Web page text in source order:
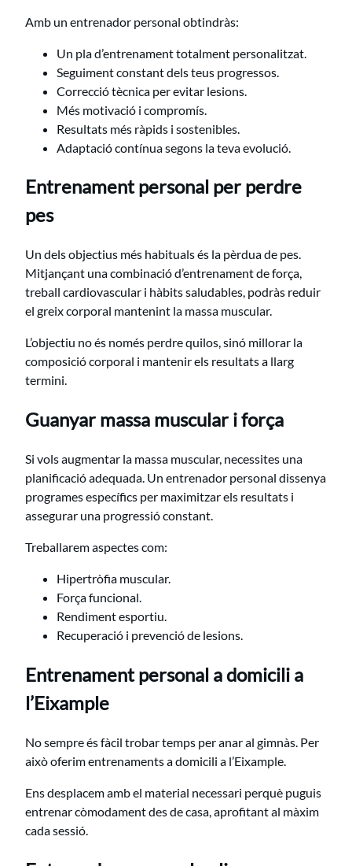
Amb un entrenador personal obtindràs:
Un pla d’entrenament totalment personalitzat.
Seguiment constant dels teus progressos.
Correcció tècnica per evitar lesions.
Més motivació i compromís.
Resultats més ràpids i sostenibles.
Adaptació contínua segons la teva evolució.
Entrenament personal per perdre
pes
Un dels objectius més habituals és la pèrdua de pes.
Mitjançant una combinació d’entrenament de força,
treball cardiovascular i hàbits saludables, podràs reduir
el greix corporal mantenint la massa muscular.
L’objectiu no és només perdre quilos, sinó millorar la
composició corporal i mantenir els resultats a llarg
termini.
Guanyar massa muscular i força
Si vols augmentar la massa muscular, necessites una
planificació adequada. Un entrenador personal dissenya
programes específics per maximitzar els resultats i
assegurar una progressió constant.
Treballarem aspectes com:
Hipertròfia muscular.
Força funcional.
Rendiment esportiu.
Recuperació i prevenció de lesions.
Entrenament personal a domicili a
l’Eixample
No sempre és fàcil trobar temps per anar al gimnàs. Per
això oferim entrenaments a domicili a l’Eixample.
Ens desplacem amb el material necessari perquè puguis
entrenar còmodament des de casa, aprofitant al màxim
cada sessió.